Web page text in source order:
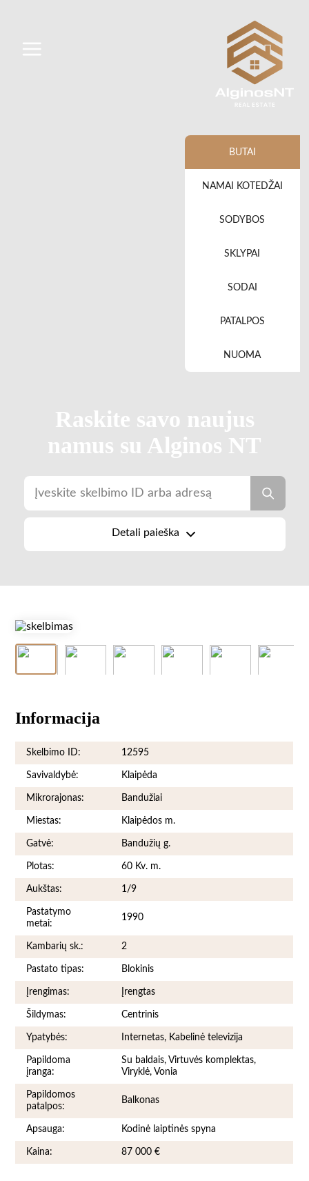
BUTAI
NAMAI KOTEDŽAI
SODYBOS
SKLYPAI
SODAI
PATALPOS
NUOMA
Raskite savo naujus
namus su Alginos NT
Detali paieška
Informacija
Skelbimo ID: 12595
Savivaldybė: Klaipėda
Mikrorajonas: Bandužiai
Miestas: Klaipėdos m.
Gatvė: Bandužių g.
Plotas: 60 Kv. m.
Aukštas: 1/9
Pastatymo
metai:
1990
Kambarių sk.: 2
Pastato tipas: Blokinis
Įrengimas: Įrengtas
Šildymas: Centrinis
Ypatybės: Internetas, Kabelinė televizija
Papildoma
įranga:
Su baldais, Virtuvės komplektas,
Viryklė, Vonia
Papildomos
patalpos:
Balkonas
Apsauga: Kodinė laiptinės spyna
Kaina: 87 000 €